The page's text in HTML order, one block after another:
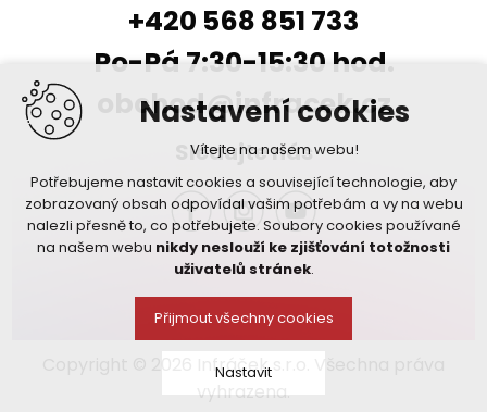
Nastavení cookies
Vítejte na našem webu!
Potřebujeme nastavit cookies a související technologie, aby
zobrazovaný obsah odpovídal vašim potřebám a vy na webu
nalezli přesně to, co potřebujete. Soubory cookies používané
na našem webu nikdy neslouží ke zjišťování totožnosti
uživatelů stránek.
Přijmout všechny cookies
Nastavit
+420 568 851 733
Po-Pá 7:30-15:30 hod.
obchod@infracek.cz
Sledujte nás
Copyright © 2026 Infráček s.r.o. Všechna práva
vyhrazena.